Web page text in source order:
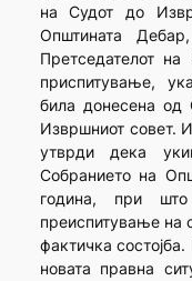
на Судот до
Општината
Претседателот
приспитување,
била донесена од
Извршниот совет.
утврди дека
Собранието на
година, при
преиспитување на
фактичка
новата правна